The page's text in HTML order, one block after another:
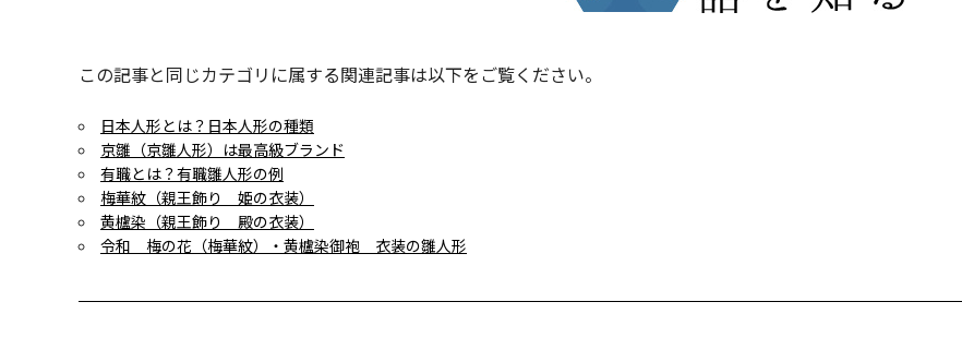
この記事と同じカテゴリに属する関連記事は以下をご覧ください。
日本人形とは？日本人形の種類
京雛（京雛人形）は最高級ブランド
有職とは？有職雛人形の例
梅華紋（親王飾り 姫の衣装）
黄櫨染（親王飾り 殿の衣装）
令和 梅の花（梅華紋）・黄櫨染御袍 衣装の雛人形